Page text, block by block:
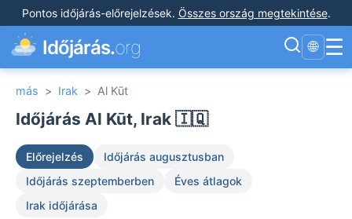
Pontos időjárás-előrejelzések. Összes ország megtekintése.
Időjárás.org 🌐 ☰
más > Irak > Al Kūt
Időjárás Al Kūt, Irak 🇮🇶
Előrejelzés
Időjárás augusztusban
Időjárás szeptemberben
Éves átlagok
Irak időjárása